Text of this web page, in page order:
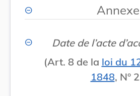
Annexe
Date de l’acte
(Art. 8 de la loi du
1848, N°